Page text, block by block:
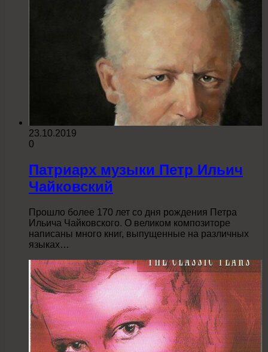
23.10.2019
0
Патриарх музыки Петр Ильич
Чайковский
Прошло более 170 лет со дня рождения Петра
Ильича Чайковского. О великом композиторе
написаны много книг, выпущенные на различных
языках…